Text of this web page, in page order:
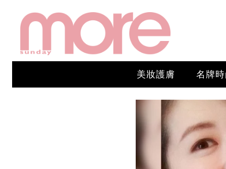
美妝護膚 名牌